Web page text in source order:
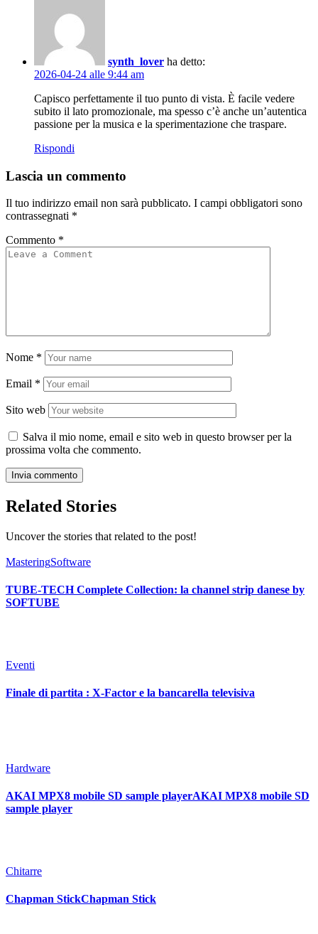
synth_lover ha detto:
2026-04-24 alle 9:44 am
Capisco perfettamente il tuo punto di vista. È facile vedere
subito il lato promozionale, ma spesso c’è anche un’autentica
passione per la musica e la sperimentazione che traspare.
Rispondi
Lascia un commento
Il tuo indirizzo email non sarà pubblicato. I campi obbligatori sono
contrassegnati *
Commento *
Nome *
Email *
Sito web
Salva il mio nome, email e sito web in questo browser per la
prossima volta che commento.
Related Stories
Uncover the stories that related to the post!
MasteringSoftware
TUBE-TECH Complete Collection: la channel strip danese by
SOFTUBE
Eventi
Finale di partita : X-Factor e la bancarella televisiva
Hardware
AKAI MPX8 mobile SD sample playerAKAI MPX8 mobile SD
sample player
Chitarre
Chapman StickChapman Stick